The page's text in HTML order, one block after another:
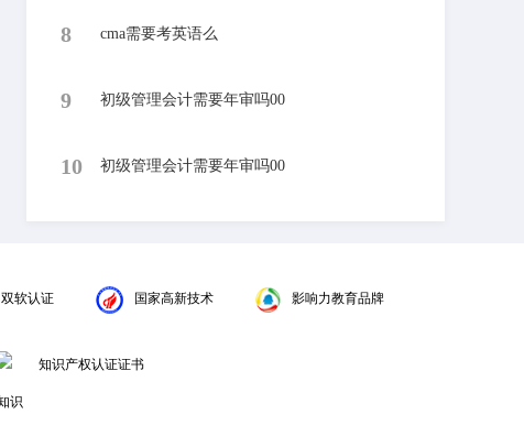
8 cma需要考英语么
9 初级管理会计需要年审吗00
10 初级管理会计需要年审吗00
双软认证 国家高新技术 影响力教育品牌
知识产权认证证书